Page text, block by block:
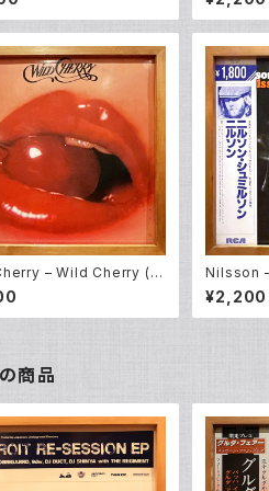
– Wild Cherry (L
Nilsson
n (LP)
¥2,200
商品